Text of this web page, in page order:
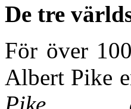
De tre
För över
Albert Pike
Pike